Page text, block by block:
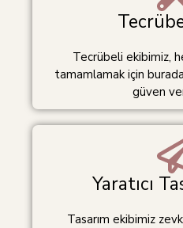
Tecrübeli ekibimiz,
tamamlamak için
güven
Yaratıcı
Tasarım ekibimiz